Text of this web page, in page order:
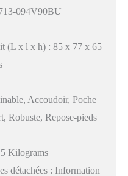
094V90BU
(L x l x h) : 85 x 77 x 65
Accoudoir, Poche
Robuste, Repose-pieds
Kilograms
détachées : Information